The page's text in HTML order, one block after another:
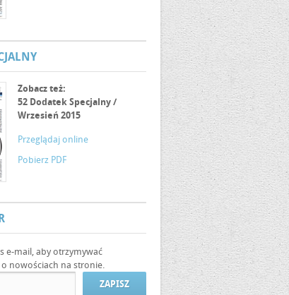
Zobacz też:
52 Dodatek Specjalny /
Wrzesień 2015
Przeglądaj online
Pobierz PDF
e-mail, aby otrzymywać
nowościach na stronie.